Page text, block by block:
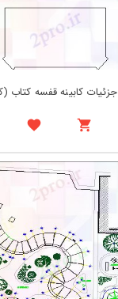
کابینه قفسه کتاب (کد79021)